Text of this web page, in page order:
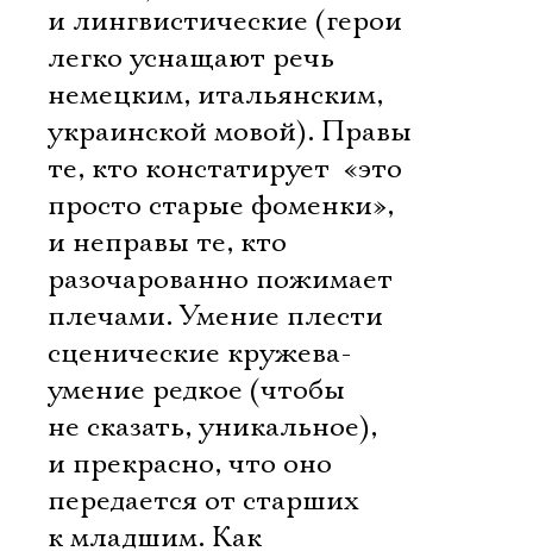
и лингвистические (герои
легко уснащают речь
немецким, итальянским,
украинской мовой). Правы
те, кто констатирует  «это
просто старые фоменки»,
и неправы те, кто
разочарованно пожимает
плечами. Умение плести
сценические кружева-
умение редкое (чтобы
не сказать, уникальное),
и прекрасно, что оно
передается от старших
к младшим. Как